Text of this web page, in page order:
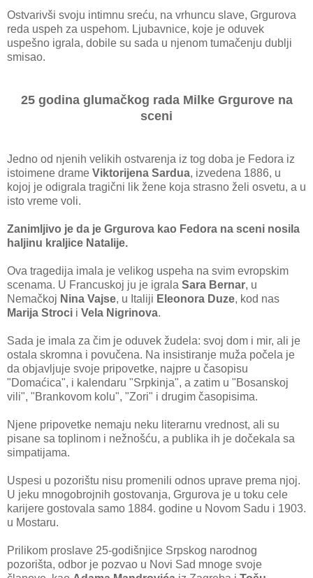
Ostvarivši svoju intimnu sreću, na vrhuncu slave, Grgurova
reda uspeh za uspehom. Ljubavnice, koje je oduvek
uspešno igrala, dobile su sada u njenom tumačenju dublji
smisao.
25 godina glumačkog rada Milke Grgurove na
sceni
Jedno od njenih velikih ostvarenja iz tog doba je Fedora iz
istoimene drame Viktorijena Sardua, izvedena 1886, u
kojoj je odigrala tragični lik žene koja strasno želi osvetu, a u
isto vreme voli.
Zanimljivo je da je Grgurova kao Fedora na sceni nosila
haljinu kraljice Natalije.
Ova tragedija imala je velikog uspeha na svim evropskim
scenama. U Francuskoj ju je igrala Sara Bernar, u
Nemačkoj Nina Vajse, u Italiji Eleonora Duze, kod nas
Marija Stroci i Vela Nigrinova.
Sada je imala za čim je oduvek žudela: svoj dom i mir, ali je
ostala skromna i povučena. Na insistiranje muža počela je
da objavljuje svoje pripovetke, najpre u časopisu
"Domaćica", i kalendaru "Srpkinja", a zatim u "Bosanskoj
vili", "Brankovom kolu", "Zori" i drugim časopisima.
Njene pripovetke nemaju neku literarnu vrednost, ali su
pisane sa toplinom i nežnošću, a publika ih je dočekala sa
simpatijama.
Uspesi u pozorištu nisu promenili odnos uprave prema njoj.
U jeku mnogobrojnih gostovanja, Grgurova je u toku cele
karijere gostovala samo 1884. godine u Novom Sadu i 1903.
u Mostaru.
Prilikom proslave 25-godišnjice Srpskog narodnog
pozorišta, odbor je pozvao u Novi Sad mnoge svoje